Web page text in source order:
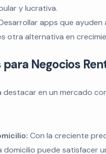
y lucrativa.
apps que
otra alternativa en
Negocios
destacar en un mercado
Con la creciente
domicilio puede satisfacer